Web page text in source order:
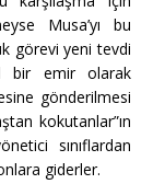
Musa’yı bu
görevi yeni tevdi
bir emir olarak
gönderilmesi
kokutanlar”ın
sınıflardan
giderler.